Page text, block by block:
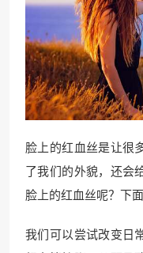
脸上的红血丝是让很
了我们的外貌，还会
脸上的红血丝呢？下
我们可以尝试改变日